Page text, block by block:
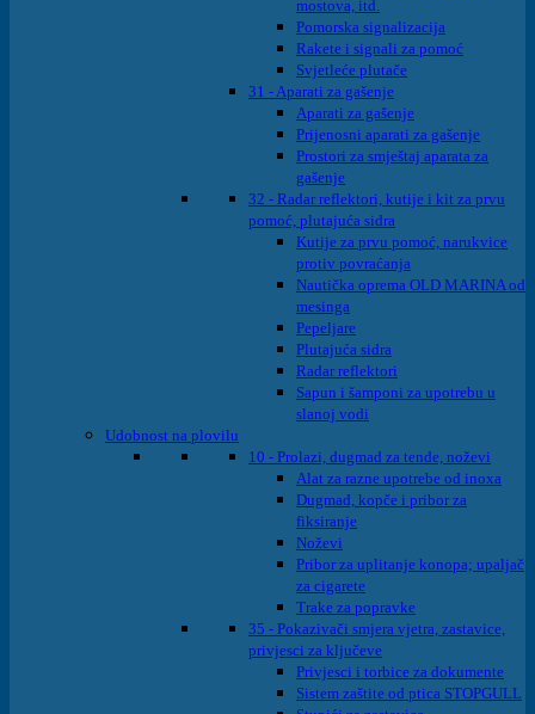
mostova, itd.
Pomorska signalizacija
Rakete i signali za pomoć
Svjetleće plutače
31 - Aparati za gašenje
Aparati za gašenje
Prijenosni aparati za gašenje
Prostori za smještaj aparata za
gašenje
32 - Radar reflektori, kutije i kit za prvu
pomoć, plutajuća sidra
Kutije za prvu pomoć, narukvice
protiv povraćanja
Nautička oprema OLD MARINA od
mesinga
Pepeljare
Plutajuća sidra
Radar reflektori
Sapun i šamponi za upotrebu u
slanoj vodi
Udobnost na plovilu
10 - Prolazi, dugmad za tende, noževi
Alat za razne upotrebe od inoxa
Dugmad, kopče i pribor za
fiksiranje
Noževi
Pribor za uplitanje konopa; upaljač
za cigarete
Trake za popravke
35 - Pokazivači smjera vjetra, zastavice,
privjesci za ključeve
Privjesci i torbice za dokumente
Sistem zaštite od ptica STOPGULL